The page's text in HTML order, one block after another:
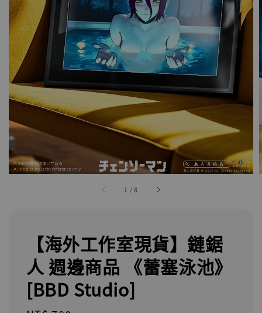
1 /8
【海外工作室現貨】鏈鋸
人 週邊商品 《蕾塞泳池》
[BBD Studio]